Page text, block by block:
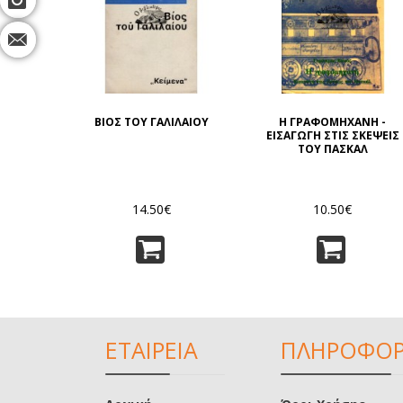
ΒΙΟΣ ΤΟΥ ΓΑΛΙΛΑΙΟΥ
14.50€
Η ΓΡΑΦΟΜΗΧΑΝΗ -
ΕΙΣΑΓΩΓΗ ΣΤΙΣ ΣΚΕΨΕΙΣ
ΤΟΥ ΠΑΣΚΑΛ
10.50€
ΕΤΑΙΡΕΙΑ